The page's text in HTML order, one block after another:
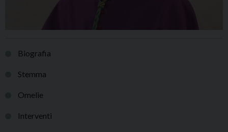
Biografia
Stemma
Omelie
Interventi